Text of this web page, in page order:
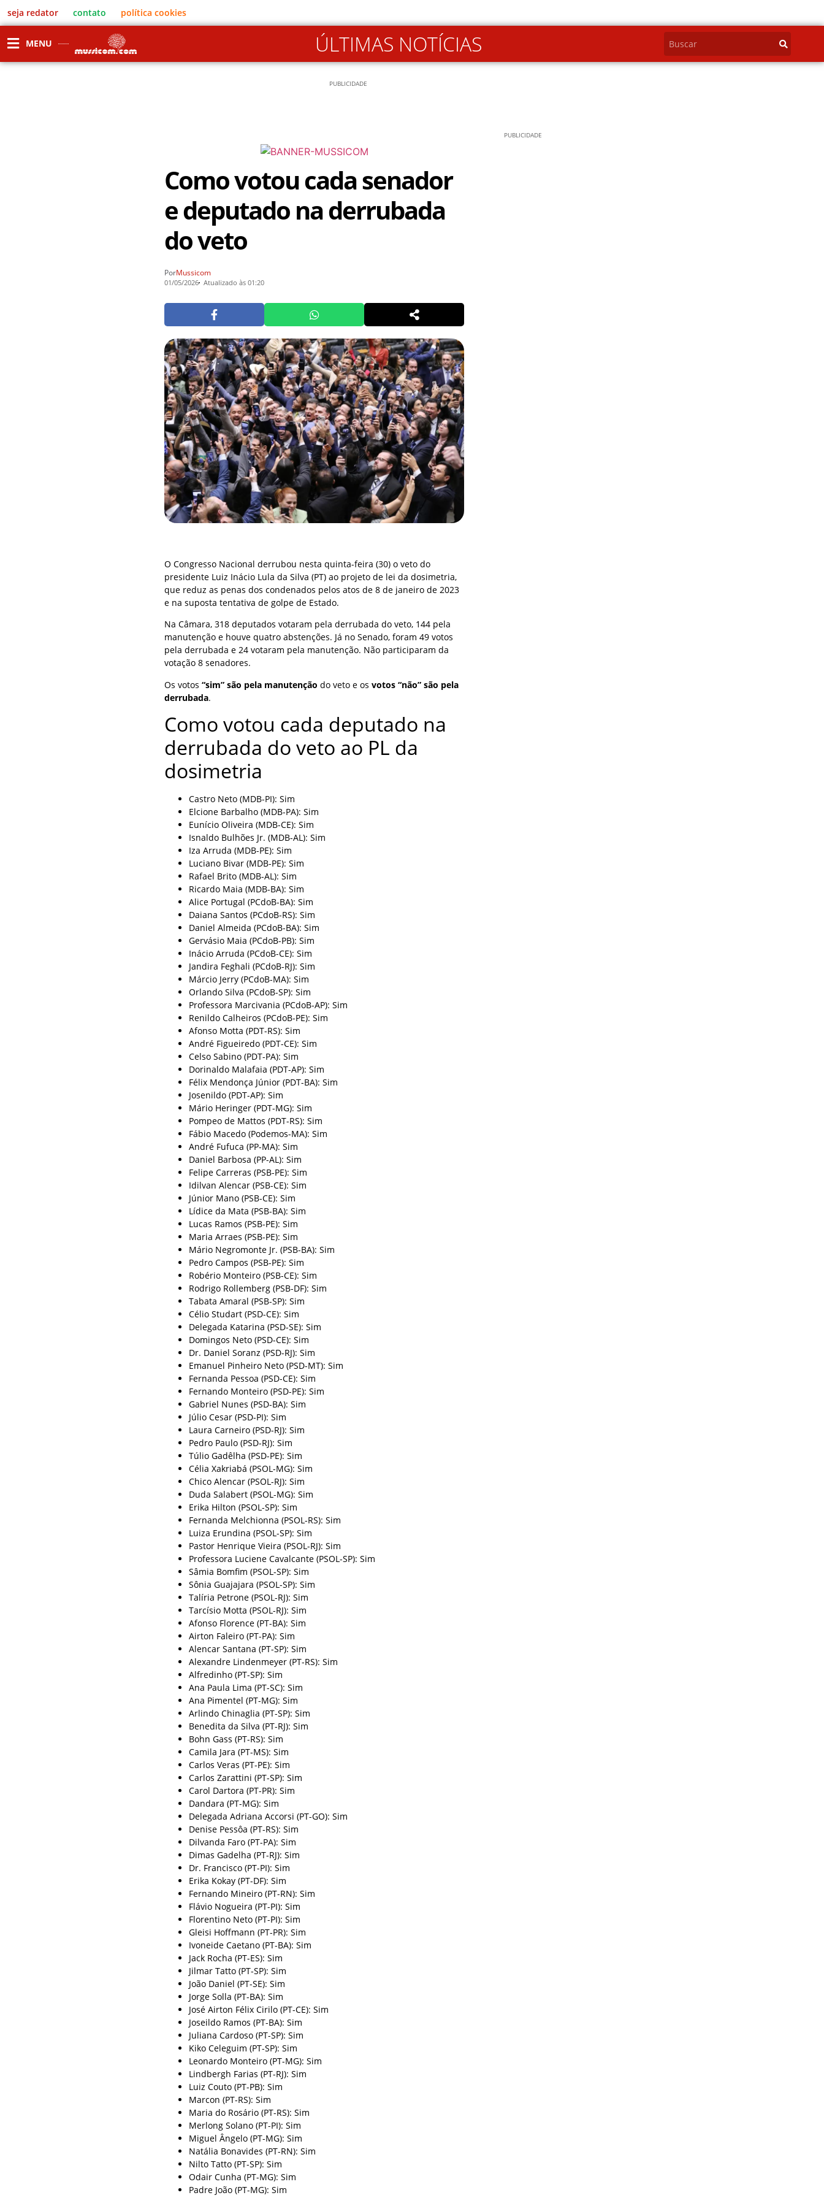
seja redator contato política cookies
MENU ÚLTIMAS NOTÍCIAS
PUBLICIDADE
Como votou cada senador
e deputado na derrubada
do veto
PorMussicom
01/05/2026 Atualizado às 01:20
O Congresso Nacional derrubou nesta quinta-feira (30) o veto do
presidente Luiz Inácio Lula da Silva (PT) ao projeto de lei da dosimetria,
que reduz as penas dos condenados pelos atos de 8 de janeiro de 2023
e na suposta tentativa de golpe de Estado.
Na Câmara, 318 deputados votaram pela derrubada do veto, 144 pela
manutenção e houve quatro abstenções. Já no Senado, foram 49 votos
pela derrubada e 24 votaram pela manutenção. Não participaram da
votação 8 senadores.
Os votos “sim” são pela manutenção do veto e os votos “não” são pela
derrubada.
Como votou cada deputado na
derrubada do veto ao PL da
dosimetria
Castro Neto (MDB-PI): Sim
Elcione Barbalho (MDB-PA): Sim
Eunício Oliveira (MDB-CE): Sim
Isnaldo Bulhões Jr. (MDB-AL): Sim
Iza Arruda (MDB-PE): Sim
Luciano Bivar (MDB-PE): Sim
Rafael Brito (MDB-AL): Sim
Ricardo Maia (MDB-BA): Sim
Alice Portugal (PCdoB-BA): Sim
Daiana Santos (PCdoB-RS): Sim
Daniel Almeida (PCdoB-BA): Sim
Gervásio Maia (PCdoB-PB): Sim
Inácio Arruda (PCdoB-CE): Sim
Jandira Feghali (PCdoB-RJ): Sim
Márcio Jerry (PCdoB-MA): Sim
Orlando Silva (PCdoB-SP): Sim
Professora Marcivania (PCdoB-AP): Sim
Renildo Calheiros (PCdoB-PE): Sim
Afonso Motta (PDT-RS): Sim
André Figueiredo (PDT-CE): Sim
Celso Sabino (PDT-PA): Sim
Dorinaldo Malafaia (PDT-AP): Sim
Félix Mendonça Júnior (PDT-BA): Sim
Josenildo (PDT-AP): Sim
Mário Heringer (PDT-MG): Sim
Pompeo de Mattos (PDT-RS): Sim
Fábio Macedo (Podemos-MA): Sim
André Fufuca (PP-MA): Sim
Daniel Barbosa (PP-AL): Sim
Felipe Carreras (PSB-PE): Sim
Idilvan Alencar (PSB-CE): Sim
Júnior Mano (PSB-CE): Sim
Lídice da Mata (PSB-BA): Sim
Lucas Ramos (PSB-PE): Sim
Maria Arraes (PSB-PE): Sim
Mário Negromonte Jr. (PSB-BA): Sim
Pedro Campos (PSB-PE): Sim
Robério Monteiro (PSB-CE): Sim
Rodrigo Rollemberg (PSB-DF): Sim
Tabata Amaral (PSB-SP): Sim
Célio Studart (PSD-CE): Sim
Delegada Katarina (PSD-SE): Sim
Domingos Neto (PSD-CE): Sim
Dr. Daniel Soranz (PSD-RJ): Sim
Emanuel Pinheiro Neto (PSD-MT): Sim
Fernanda Pessoa (PSD-CE): Sim
Fernando Monteiro (PSD-PE): Sim
Gabriel Nunes (PSD-BA): Sim
Júlio Cesar (PSD-PI): Sim
Laura Carneiro (PSD-RJ): Sim
Pedro Paulo (PSD-RJ): Sim
Túlio Gadêlha (PSD-PE): Sim
Célia Xakriabá (PSOL-MG): Sim
Chico Alencar (PSOL-RJ): Sim
Duda Salabert (PSOL-MG): Sim
Erika Hilton (PSOL-SP): Sim
Fernanda Melchionna (PSOL-RS): Sim
Luiza Erundina (PSOL-SP): Sim
Pastor Henrique Vieira (PSOL-RJ): Sim
Professora Luciene Cavalcante (PSOL-SP): Sim
Sâmia Bomfim (PSOL-SP): Sim
Sônia Guajajara (PSOL-SP): Sim
Talíria Petrone (PSOL-RJ): Sim
Tarcísio Motta (PSOL-RJ): Sim
Afonso Florence (PT-BA): Sim
Airton Faleiro (PT-PA): Sim
Alencar Santana (PT-SP): Sim
Alexandre Lindenmeyer (PT-RS): Sim
Alfredinho (PT-SP): Sim
Ana Paula Lima (PT-SC): Sim
Ana Pimentel (PT-MG): Sim
Arlindo Chinaglia (PT-SP): Sim
Benedita da Silva (PT-RJ): Sim
Bohn Gass (PT-RS): Sim
Camila Jara (PT-MS): Sim
Carlos Veras (PT-PE): Sim
Carlos Zarattini (PT-SP): Sim
Carol Dartora (PT-PR): Sim
Dandara (PT-MG): Sim
Delegada Adriana Accorsi (PT-GO): Sim
Denise Pessôa (PT-RS): Sim
Dilvanda Faro (PT-PA): Sim
Dimas Gadelha (PT-RJ): Sim
Dr. Francisco (PT-PI): Sim
Erika Kokay (PT-DF): Sim
Fernando Mineiro (PT-RN): Sim
Flávio Nogueira (PT-PI): Sim
Florentino Neto (PT-PI): Sim
Gleisi Hoffmann (PT-PR): Sim
Ivoneide Caetano (PT-BA): Sim
Jack Rocha (PT-ES): Sim
Jilmar Tatto (PT-SP): Sim
João Daniel (PT-SE): Sim
Jorge Solla (PT-BA): Sim
José Airton Félix Cirilo (PT-CE): Sim
Joseildo Ramos (PT-BA): Sim
Juliana Cardoso (PT-SP): Sim
Kiko Celeguim (PT-SP): Sim
Leonardo Monteiro (PT-MG): Sim
Lindbergh Farias (PT-RJ): Sim
Luiz Couto (PT-PB): Sim
Marcon (PT-RS): Sim
Maria do Rosário (PT-RS): Sim
Merlong Solano (PT-PI): Sim
Miguel Ângelo (PT-MG): Sim
Natália Bonavides (PT-RN): Sim
Nilto Tatto (PT-SP): Sim
Odair Cunha (PT-MG): Sim
Padre João (PT-MG): Sim
PUBLICIDADE